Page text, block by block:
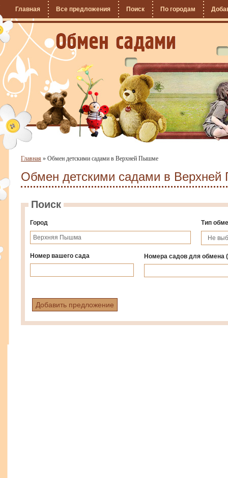
Главная Все предложения Поиск По городам
Главная » Обмен детскими садами в Верхней Пышме
Обмен детскими садами в
Поиск
Город Тип
Номер вашего сада Номера садов для обмена(
Добавить предложение